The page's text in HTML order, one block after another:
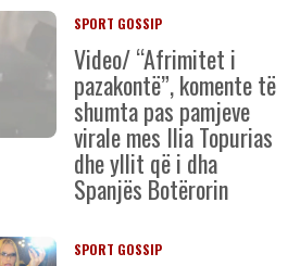
SPORT GOSSIP
Video/ “Afrimitet i
pazakontë”, komente të
shumta pas pamjeve
virale mes Ilia Topurias
dhe yllit që i dha
Spanjës Botërorin
SPORT GOSSIP